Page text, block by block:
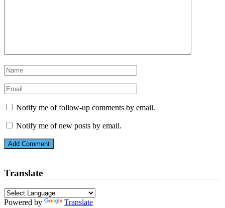
Notify me of follow-up comments by email.
Notify me of new posts by email.
Translate
Powered by Translate